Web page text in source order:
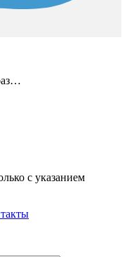
с указанием